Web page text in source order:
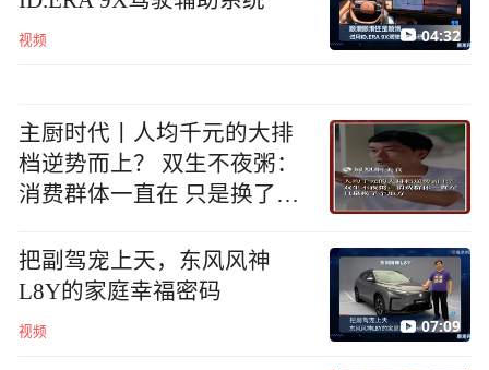
视频 04:32
主厨时代丨人均千元的大排
档逆势而上？ 双生不夜粥：
消费群体一直在 只是换了个
把副驾宠上天，东风风神
L8Y的家庭幸福密码
视频 07:09